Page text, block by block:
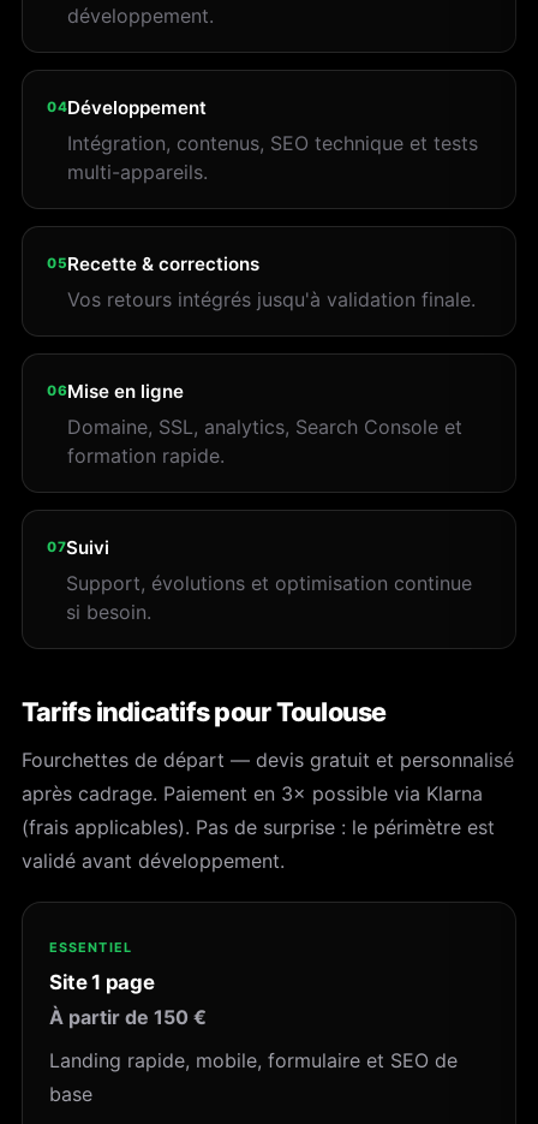
développement.
04Développement
Intégration, contenus, SEO technique et tests
multi-appareils.
05Recette & corrections
Vos retours intégrés jusqu'à validation finale.
06Mise en ligne
Domaine, SSL, analytics, Search Console et
formation rapide.
07Suivi
Support, évolutions et optimisation continue
si besoin.
Tarifs indicatifs pour Toulouse
Fourchettes de départ — devis gratuit et personnalisé
après cadrage. Paiement en 3× possible via Klarna
(frais applicables). Pas de surprise : le périmètre est
validé avant développement.
ESSENTIEL
Site 1 page
À partir de 150 €
Landing rapide, mobile, formulaire et SEO de
base